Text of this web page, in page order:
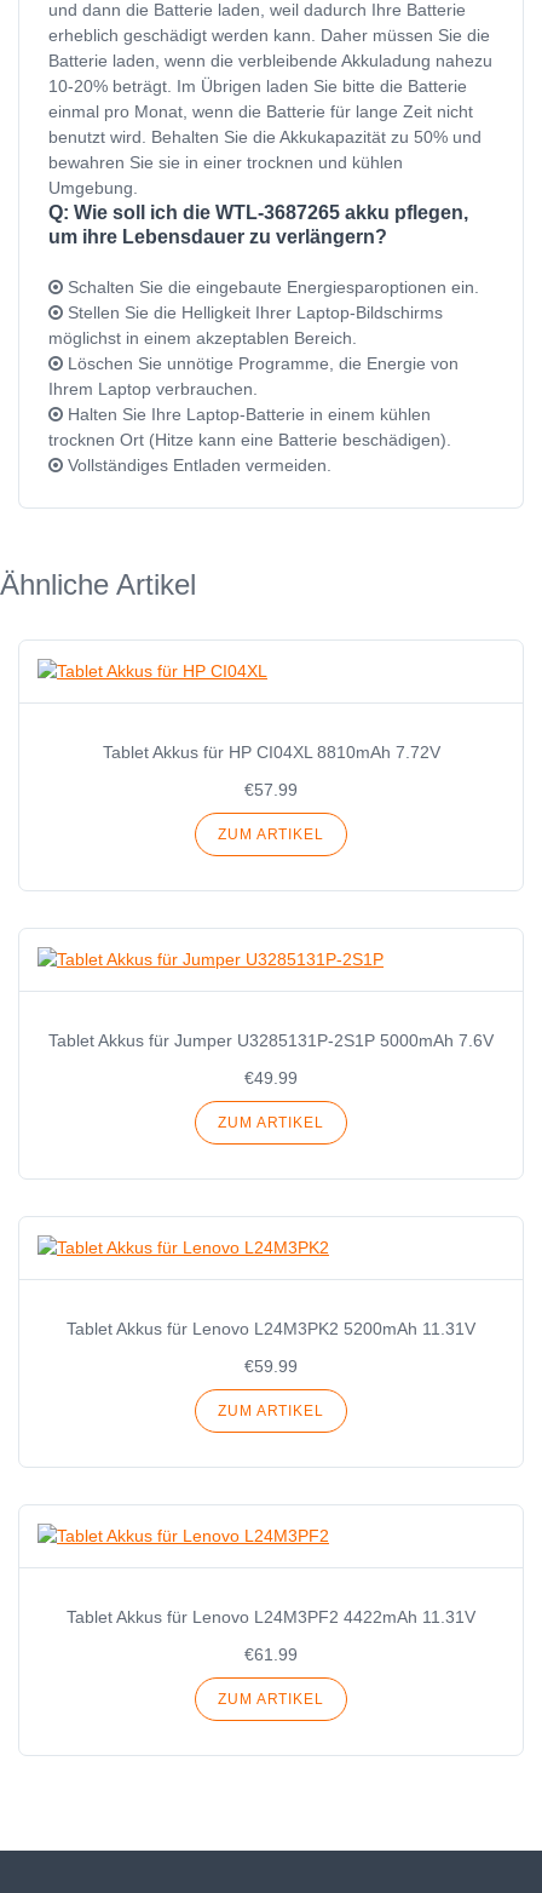
und dann die Batterie laden, weil dadurch Ihre Batterie
erheblich geschädigt werden kann. Daher müssen Sie die
Batterie laden, wenn die verbleibende Akkuladung nahezu
10-20% beträgt. Im Übrigen laden Sie bitte die Batterie
einmal pro Monat, wenn die Batterie für lange Zeit nicht
benutzt wird. Behalten Sie die Akkukapazität zu 50% und
bewahren Sie sie in einer trocknen und kühlen
Umgebung.
Q: Wie soll ich die WTL-3687265 akku pflegen,
um ihre Lebensdauer zu verlängern?
Schalten Sie die eingebaute Energiesparoptionen ein.
Stellen Sie die Helligkeit Ihrer Laptop-Bildschirms
möglichst in einem akzeptablen Bereich.
Löschen Sie unnötige Programme, die Energie von
Ihrem Laptop verbrauchen.
Halten Sie Ihre Laptop-Batterie in einem kühlen
trocknen Ort (Hitze kann eine Batterie beschädigen).
Vollständiges Entladen vermeiden.
Ähnliche Artikel
Tablet Akkus für HP CI04XL 8810mAh 7.72V
€57.99
ZUM ARTIKEL
Tablet Akkus für Jumper U3285131P-2S1P 5000mAh 7.6V
€49.99
ZUM ARTIKEL
Tablet Akkus für Lenovo L24M3PK2 5200mAh 11.31V
€59.99
ZUM ARTIKEL
Tablet Akkus für Lenovo L24M3PF2 4422mAh 11.31V
€61.99
ZUM ARTIKEL